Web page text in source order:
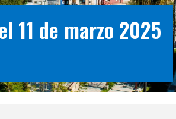
11 de marzo 2025